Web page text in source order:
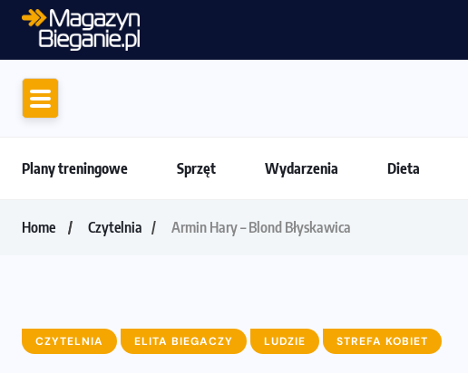
Plany treningowe Sprzęt Wydarzenia Dieta
Home Czytelnia Armin Hary – Blond Błyskawica
CZYTELNIA ELITA BIEGACZY LUDZIE STREFA KOBIET